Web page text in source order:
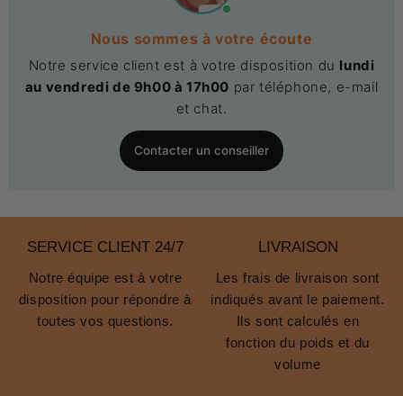
Nous sommes à votre écoute
Notre service client est à votre disposition du lundi
au vendredi de 9h00 à 17h00 par téléphone, e-mail
et chat.
Contacter un conseiller
SERVICE CLIENT 24/7
Notre équipe est à votre
disposition pour répondre à
toutes vos questions.
LIVRAISON
Les frais de livraison sont
indiqués avant le paiement.
Ils sont calculés en
fonction du poids et du
volume